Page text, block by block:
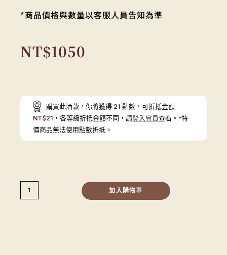
*商品價格與數量以客服人員告知為準
NT$1050
購買此酒款，你將獲得 21 點數，可折抵金額
NT$21 ，各等級折抵金額不同，請登入會員查看。 *特
價商品無法使用點數折抵。
加入購物車